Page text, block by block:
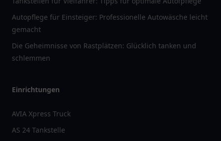
Autopflege für Einsteiger: Professionelle Autowäsche leicht
gemacht
Die Geheimnisse von Rastplätzen: Glücklich tanken und
schlemmen
Einrichtungen
AVIA Xpress Truck
AS 24 Tankstelle